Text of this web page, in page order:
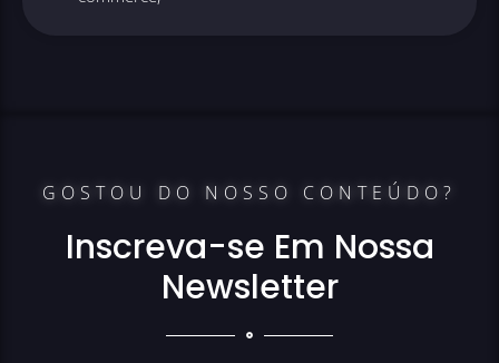
GOSTOU DO NOSSO CONTEÚDO?
Inscreva-se Em Nossa
Newsletter